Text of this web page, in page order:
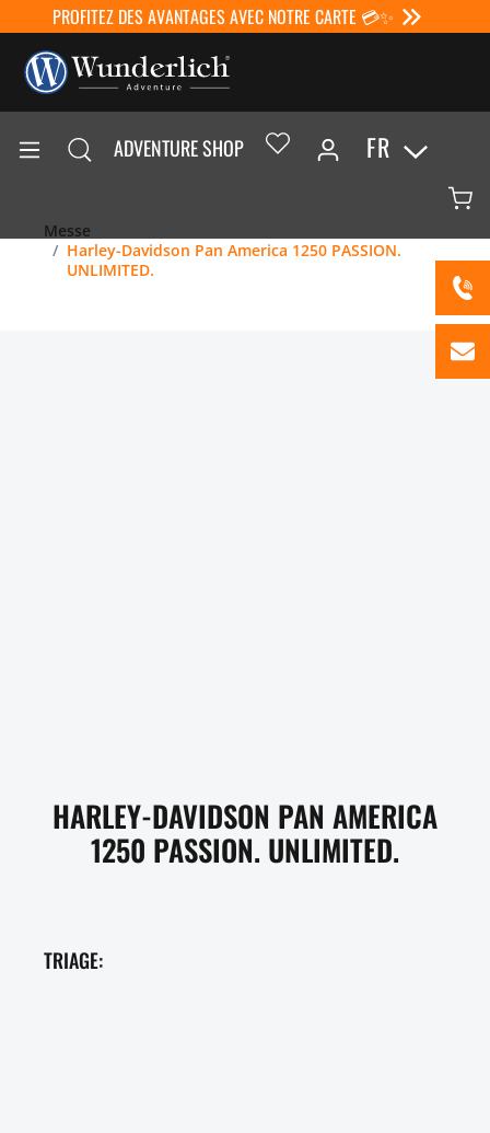
PROFITEZ DES AVANTAGES AVEC NOTRE CARTE 💳✨
ADVENTURE SHOP FR
Messe
Harley-Davidson Pan America 1250 PASSION.
UNLIMITED.
HARLEY-DAVIDSON PAN AMERICA
1250 PASSION. UNLIMITED.
TRIAGE: